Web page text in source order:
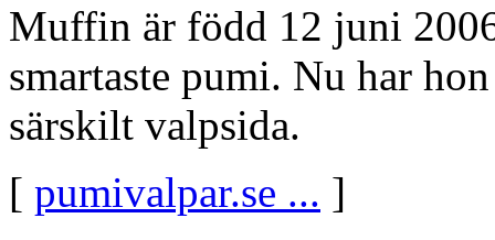
Muffin är född 12 juni
smartaste pumi. Nu har
särskilt valpsida.
[ pumivalpar.se ... ]